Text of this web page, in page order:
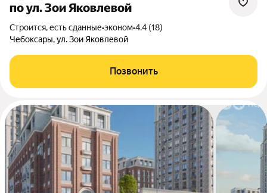
по ул. Зои Яковлевой
Строится, есть сданные•эконом•4.4 (18)
Чебоксары, ул. Зои Яковлевой
Позвонить